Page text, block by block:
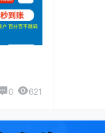
0 621